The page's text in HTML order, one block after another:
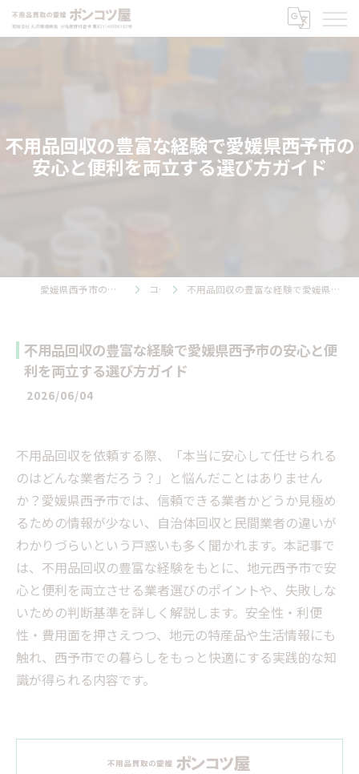
不用品回収の豊富な経験で愛媛県西予市の
安心と便利を両立する選び方ガイド
愛媛県西予市の不用品回収ならポンコツ屋 コラム 不用品回収の豊富な経験で愛媛県西予市の安心と便利を両立する選び方ガイド
不用品回収の豊富な経験で愛媛県西予市の安心と便
利を両立する選び方ガイド
2026/06/04
不用品回収を依頼する際、「本当に安心して任せられる
のはどんな業者だろう？」と悩んだことはありません
か？愛媛県西予市では、信頼できる業者かどうか見極め
るための情報が少ない、自治体回収と民間業者の違いが
わかりづらいという戸惑いも多く聞かれます。本記事で
は、不用品回収の豊富な経験をもとに、地元西予市で安
心と便利を両立させる業者選びのポイントや、失敗しな
いための判断基準を詳しく解説します。安全性・利便
性・費用面を押さえつつ、地元の特産品や生活情報にも
触れ、西予市での暮らしをもっと快適にする実践的な知
識が得られる内容です。